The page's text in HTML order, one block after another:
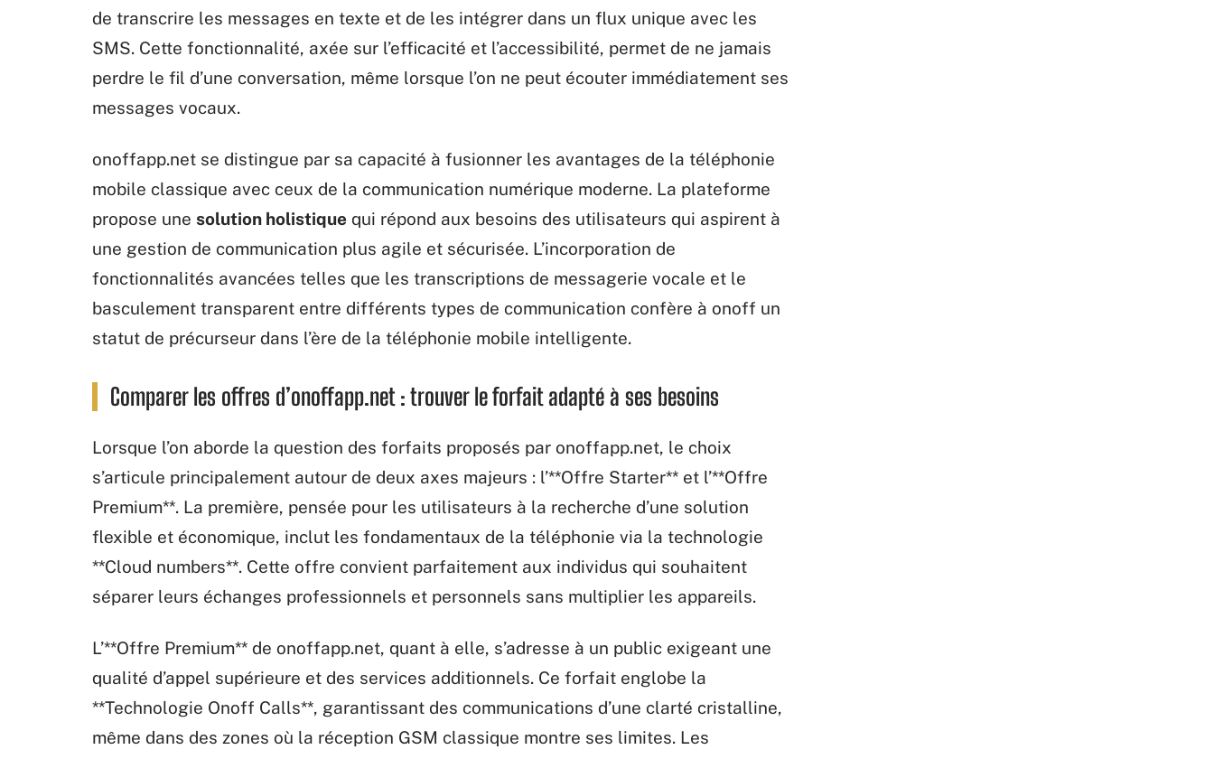
de transcrire les messages en texte et de les intégrer dans un flux unique avec les
SMS. Cette fonctionnalité, axée sur l’efficacité et l’accessibilité, permet de ne jamais
perdre le fil d’une conversation, même lorsque l’on ne peut écouter immédiatement ses
messages vocaux.
onoffapp.net se distingue par sa capacité à fusionner les avantages de la téléphonie
mobile classique avec ceux de la communication numérique moderne. La plateforme
propose une solution holistique qui répond aux besoins des utilisateurs qui aspirent à
une gestion de communication plus agile et sécurisée. L’incorporation de
fonctionnalités avancées telles que les transcriptions de messagerie vocale et le
basculement transparent entre différents types de communication confère à onoff un
statut de précurseur dans l’ère de la téléphonie mobile intelligente.
Comparer les offres d’onoffapp.net : trouver le forfait adapté à ses besoins
Lorsque l’on aborde la question des forfaits proposés par onoffapp.net, le choix
s’articule principalement autour de deux axes majeurs : l’**Offre Starter** et l’**Offre
Premium**. La première, pensée pour les utilisateurs à la recherche d’une solution
flexible et économique, inclut les fondamentaux de la téléphonie via la technologie
**Cloud numbers**. Cette offre convient parfaitement aux individus qui souhaitent
séparer leurs échanges professionnels et personnels sans multiplier les appareils.
L’**Offre Premium** de onoffapp.net, quant à elle, s’adresse à un public exigeant une
qualité d’appel supérieure et des services additionnels. Ce forfait englobe la
**Technologie Onoff Calls**, garantissant des communications d’une clarté cristalline,
même dans des zones où la réception GSM classique montre ses limites. Les